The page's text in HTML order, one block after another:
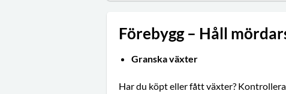
Förebygg – Håll
Granska växter
Har du köpt eller fått växter?